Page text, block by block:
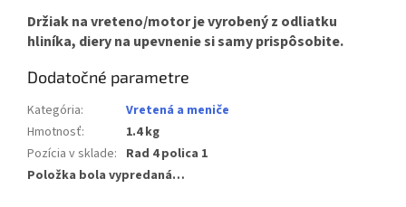
Držiak na vreteno/motor je vyrobený z odliatku
hliníka, diery na upevnenie si samy prispôsobite.
Dodatočné parametre
Kategória:
Vretená a meniče
Hmotnosť:
1.4 kg
Pozícia v sklade: Rad 4 polica 1
Položka bola vypredaná…